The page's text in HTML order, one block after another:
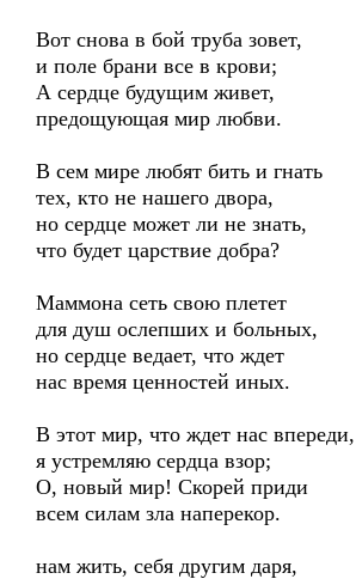
Вот снова в бой труба зовет,
и поле брани все в крови;
А сердце будущим живет,
предощующая мир любви.
В сем мире любят бить и гнать
тех, кто не нашего двора,
но сердце может ли не знать,
что будет царствие добра?
Маммона сеть свою плетет
для душ ослепших и больных,
но сердце ведает, что ждет
нас время ценностей иных.
В этот мир, что ждет нас впереди,
я устремляю сердца взор;
О, новый мир! Скорей приди
всем силам зла наперекор.
нам жить, себя другим даря,